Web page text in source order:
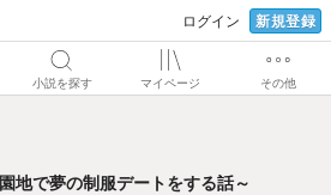
ログイン 新規登録
小説を探す マイページ その他
遊園地で夢の制服デートをする話～
地で夢の制服デートをする話～